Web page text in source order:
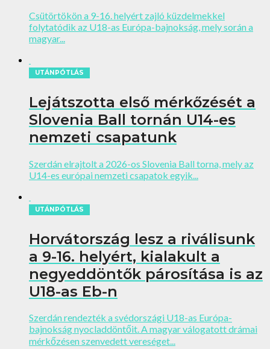
Csütörtökön a 9-16. helyért zajló küzdelmekkel
folytatódik az U18-as Európa-bajnokság, mely során a
magyar...
UTÁNPÓTLÁS
Lejátszotta első mérkőzését a
Slovenia Ball tornán U14-es
nemzeti csapatunk
Szerdán elrajtolt a 2026-os Slovenia Ball torna, mely az
U14-es európai nemzeti csapatok egyik...
UTÁNPÓTLÁS
Horvátország lesz a riválisunk
a 9-16. helyért, kialakult a
negyeddöntők párosítása is az
U18-as Eb-n
Szerdán rendezték a svédországi U18-as Európa-
bajnokság nyocladdöntőit. A magyar válogatott drámai
mérkőzésen szenvedett vereséget...